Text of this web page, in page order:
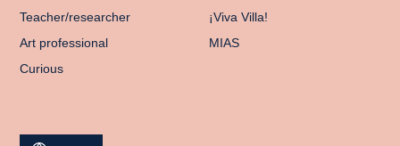
Teacher/researcher
Art professional
Curious
¡Viva Villa!
MIAS